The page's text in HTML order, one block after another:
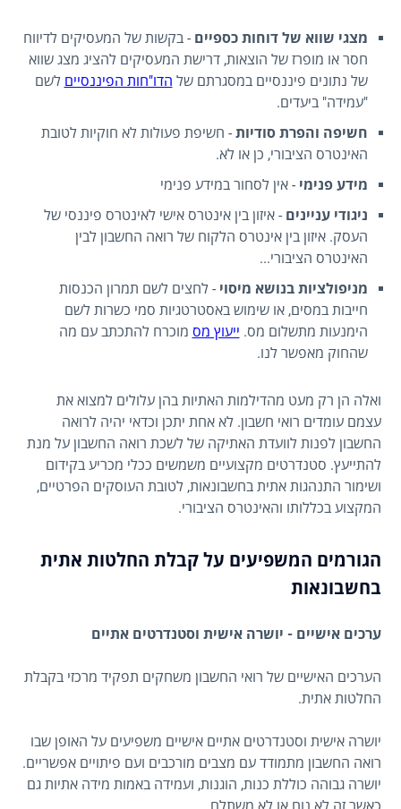
מצגי שווא של דוחות כספיים - בקשות של המעסיקים לדיווח
חסר או מופרז של הוצאות, דרישת המעסיקים להציג מצג שווא
של נתונים פיננסיים במסגרתם של הדו"חות הפיננסיים לשם
"עמידה" ביעדים.
חשיפה והפרת סודיות - חשיפת פעולות לא חוקיות לטובת
האינטרס הציבורי, כן או לא.
מידע פנימי - אין לסחור במידע פנימי
ניגודי עניינים - איזון בין אינטרס אישי לאינטרס פיננסי של
העסק. איזון בין אינטרס הלקוח של רואה החשבון לבין
האינטרס הציבורי...
מניפולציות בנושא מיסוי - לחצים לשם תמרון הכנסות
חייבות במסים, או שימוש באסטרטגיות סמי כשרות לשם
הימנעות מתשלום מס. ייעוץ מס מוכרח להתכתב עם מה
שהחוק מאפשר לנו.
ואלה הן רק מעט מהדילמות האתיות בהן עלולים למצוא את
עצמם עומדים רואי חשבון. לא אחת יתכן וכדאי יהיה לרואה
החשבון לפנות לוועדת האתיקה של לשכת רואה החשבון על מנת
להתייעץ. סטנדרטים מקצועיים משמשים ככלי מכריע בקידום
ושימור התנהגות אתית בחשבונאות, לטובת העוסקים הפרטיים,
המקצוע בכללותו והאינטרס הציבורי.
הגורמים המשפיעים על קבלת החלטות אתית
בחשבונאות
ערכים אישיים - יושרה אישית וסטנדרטים אתיים
הערכים האישיים של רואי החשבון משחקים תפקיד מרכזי בקבלת
החלטות אתית.
יושרה אישית וסטנדרטים אתיים אישיים משפיעים על האופן שבו
רואה החשבון מתמודד עם מצבים מורכבים ועם פיתויים אפשריים.
יושרה גבוהה כוללת כנות, הוגנות, ועמידה באמות מידה אתיות גם
כאשר זה לא נוח או לא משתלם.